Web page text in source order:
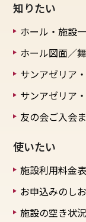
知りたい
ホール・施設
ホール図面／
サンアゼリア
サンアゼリア
友の会ご入会
使いたい
施設利用料金表
お申込みのし
施設の空き状況